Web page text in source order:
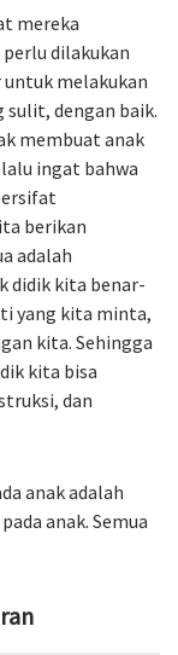
mereka
dilakukan
melakukan
sulit, dengan baik.
membuat anak
ingat bahwa
berikan
adalah
didik kita benar-
yang kita minta,
kita. Sehingga
kita bisa
dan
anak adalah
anak. Semua